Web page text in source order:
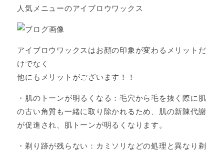
人気メニューのアイブロウワックス
アイブロウワックスはお顔の印象が変わるメリットだ
けでなく
他にもメリットがございます！！
・肌のトーンが明るくなる：毛穴から毛を抜く際に肌
の古い角質も一緒に取り除かれるため、肌の新陳代謝
が促進され、肌トーンが明るくなります。
・剃り跡が残らない：カミソリなどの処理と異なり剃